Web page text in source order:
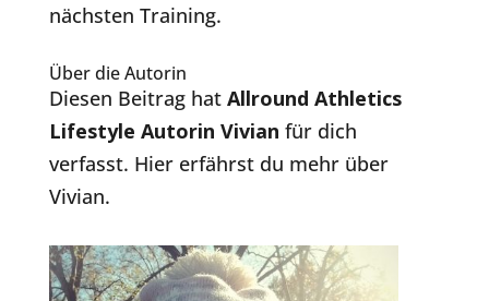
nächsten Training.
Über die Autorin
Diesen Beitrag hat Allround Athletics
Lifestyle Autorin Vivian für dich
verfasst. Hier erfährst du mehr über
Vivian.